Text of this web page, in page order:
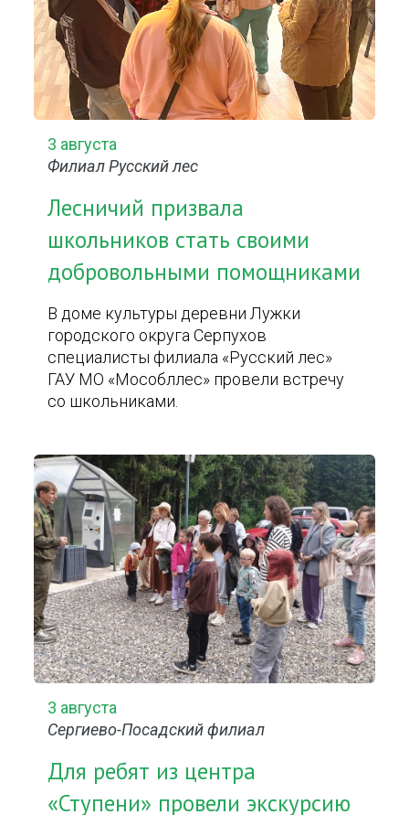
3 августа
Филиал Русский лес
Лесничий призвала
школьников стать своими
добровольными помощниками
В доме культуры деревни Лужки
городского округа Серпухов
специалисты филиала «Русский лес»
ГАУ МО «Мособллес» провели встречу
со школьниками.
3 августа
Сергиево-Посадский филиал
Для ребят из центра
«Ступени» провели экскурсию